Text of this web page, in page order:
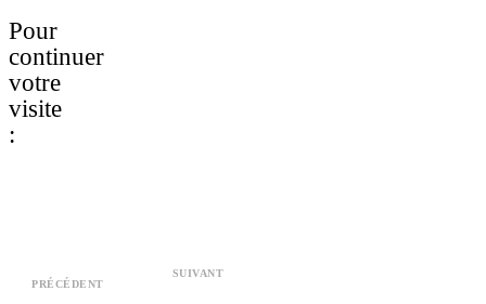
Pour
continuer
votre
visite
:
PRÉCÉDENT
SUIVANT